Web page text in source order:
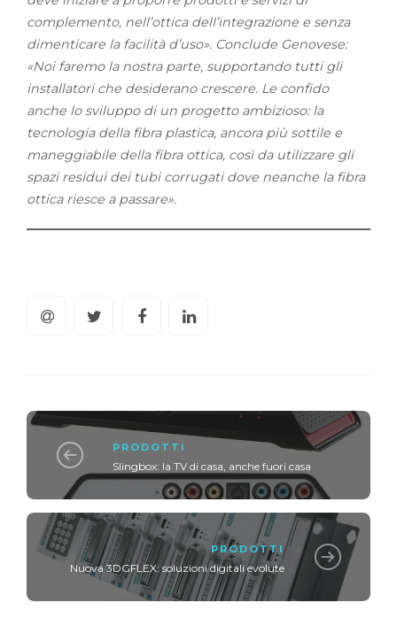
complemento, nell’ottica dell’integrazione e senza
dimenticare la facilità d’uso». Conclude Genovese:
«Noi faremo la nostra parte, supportando tutti gli
installatori che desiderano crescere. Le confido
anche lo sviluppo di un progetto ambizioso: la
tecnologia della fibra plastica, ancora più sottile e
maneggiabile della fibra ottica, così da utilizzare gli
spazi residui dei tubi corrugati dove neanche la fibra
ottica riesce a passare».
PRODOTTI
Slingbox: la TV di casa, anche fuori casa
PRODOTTI
Nuova 3DGFLEX: soluzioni digitali evolute